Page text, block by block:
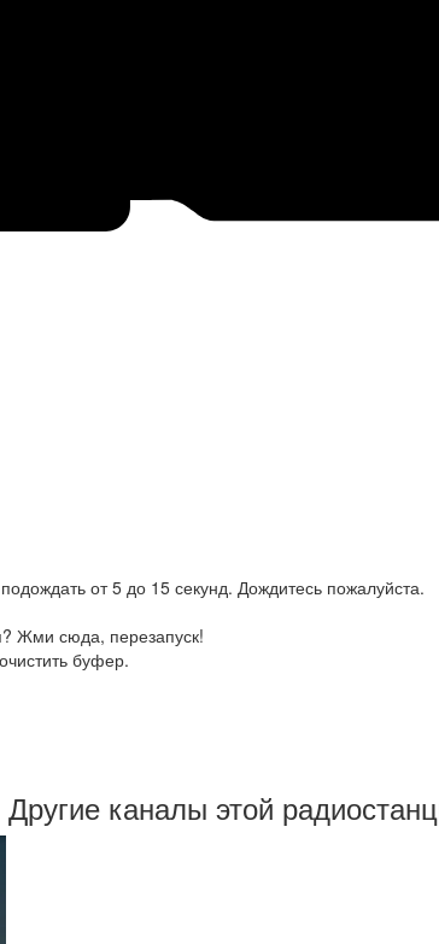
от 5 до 15 секунд. Дождитесь пожалуйста.
Жми сюда, перезапуск!
буфер.
Другие каналы этой